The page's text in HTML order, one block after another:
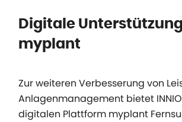
Digitale
myplant
Zur weiteren Verbesserung von
Anlagenmanagement bietet
digitalen Plattform myplant